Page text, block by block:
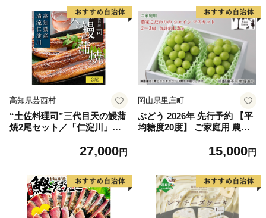
高知県芸西村
“土佐料理司”三代目天の鰻蒲
焼2尾セット／「仁淀川」水
殖 国産・高知県産〈高知市共
27,000円
岡山県里庄町
ぶどう 2026年 先行予約 【平
均糖度20度】 ご家庭用 農家
ット 2～3房 合計約1.2kg ブ
直送 】
15,000円